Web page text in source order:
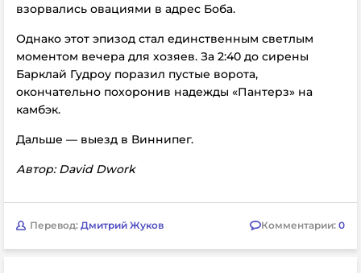
взорвались овациями в адрес Боба.
Однако этот эпизод стал единственным светлым
моментом вечера для хозяев. За 2:40 до сирены
Барклай Гудроу поразил пустые ворота,
окончательно похоронив надежды «Пантерз» на
камбэк.
Дальше — выезд в Виннипег.
Автор: David Dwork
Перевод: Дмитрий Жуков Комментарии: 0